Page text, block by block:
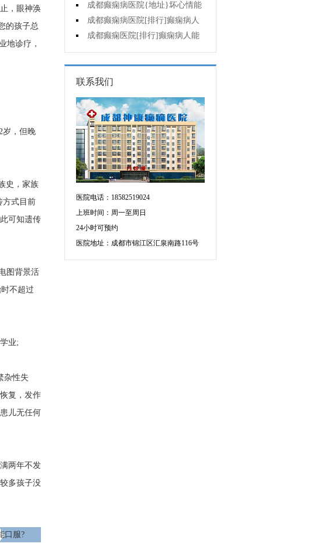
，眼神涣
的孩子总
地诊疗，
岁，但晚
史，家族
方式目前
可知遗传
图背景活
不超过
业;
杂性失
复，发作
儿无任何
两年不发
多孩子没
口服?
病人怀孕要如何护理?
成都癫痫病医院{地址}坏心情能
导致癫痫发作吗?
成都癫痫病医院[排行]癫痫病人
应当怎么治疗?
成都癫痫医院[排行]癫痫病人能
熬夜吗?
联系我们
医院电话：18582519024
上班时间：周一至周日
24小时可预约
医院地址：成都市锦江区汇泉南路116号